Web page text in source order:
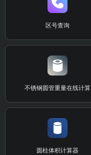
区号查询
不锈钢圆管重量在线计算
圆柱体积计算器